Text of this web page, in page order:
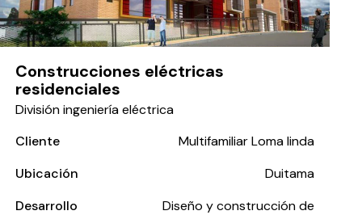
Construcciones eléctricas
residenciales
División ingeniería eléctrica
Cliente
Multifamiliar Loma linda
Ubicación
Duitama
Desarrollo
Diseño y construcción de